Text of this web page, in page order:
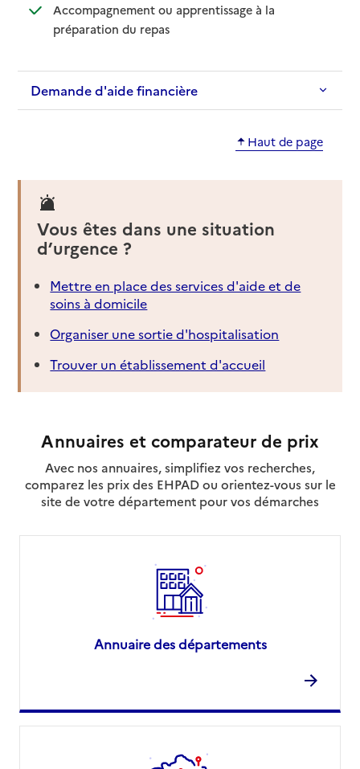
Accompagnement ou apprentissage à la
préparation du repas: disponible
: non disponible
Demande d'aide financière
Haut de page
Vous êtes dans une situation
d’urgence ?
Mettre en place des services d'aide et de
soins à domicile
Organiser une sortie d'hospitalisation
Trouver un établissement d'accueil
Annuaires et comparateur de prix
Avec nos annuaires, simplifiez vos recherches,
comparez les prix des EHPAD ou orientez-vous sur le
site de votre département pour vos démarches
Annuaire des départements